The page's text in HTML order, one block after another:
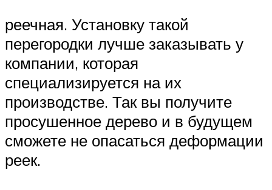
реечная. Установку такой
перегородки лучше заказывать у
компании, которая
специализируется на их
производстве. Так вы получите
просушенное дерево и в будущем
сможете не опасаться деформации
реек.